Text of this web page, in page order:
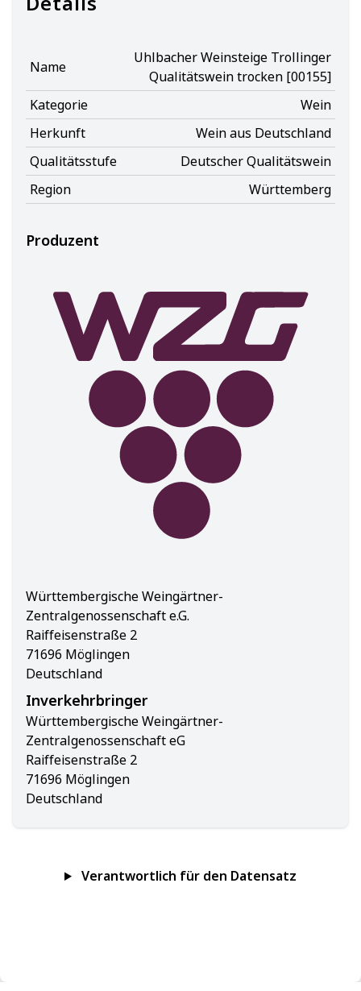
Name
Uhlbacher Weinsteige Trollinger
Qualitätswein trocken [00155]
Kategorie
Wein
Herkunft
Wein aus Deutschland
Qualitätsstufe
Deutscher Qualitätswein
Region
Württemberg
Produzent
Württembergische Weingärtner-
Zentralgenossenschaft e.G.
Raiffeisenstraße 2
71696 Möglingen
Deutschland
Inverkehrbringer
Württembergische Weingärtner-
Zentralgenossenschaft eG
Raiffeisenstraße 2
71696 Möglingen
Deutschland
Verantwortlich für den Datensatz